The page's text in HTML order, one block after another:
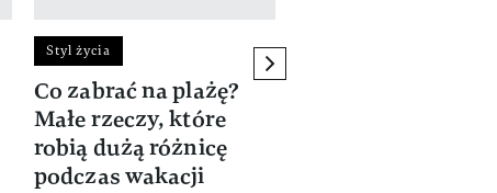
Styl życia
Co zabrać na plażę?
Małe rzeczy, które
robią dużą różnicę
podczas wakacji
next element